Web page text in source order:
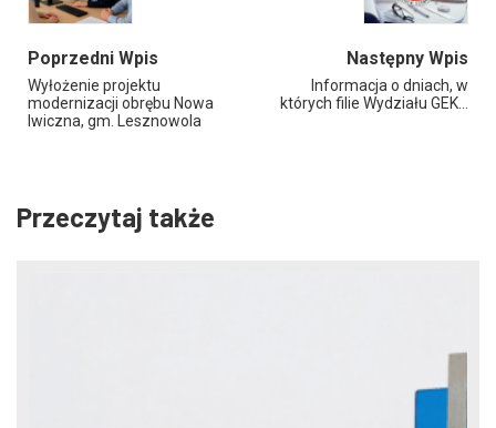
Poprzedni Wpis
Wyłożenie projektu
modernizacji obrębu Nowa
Iwiczna, gm. Lesznowola
Następny Wpis
Informacja o dniach, w
których filie Wydziału GEK…
Przeczytaj także